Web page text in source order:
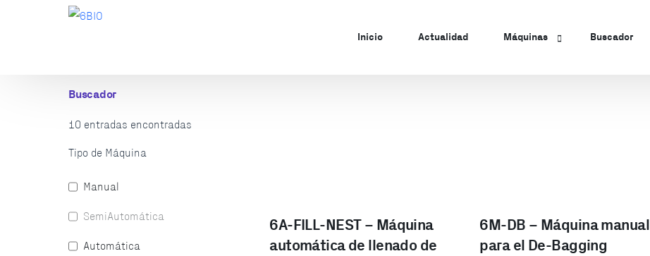
Inicio Actualidad Máquinas Buscador
Buscador
10 entradas encontradas
Tipo de Máquina
Manual
SemiAutomática
Automática
6A-FILL-NEST – Máquina
automática de llenado de
6M-DB – Máquina manual
para el De-Bagging